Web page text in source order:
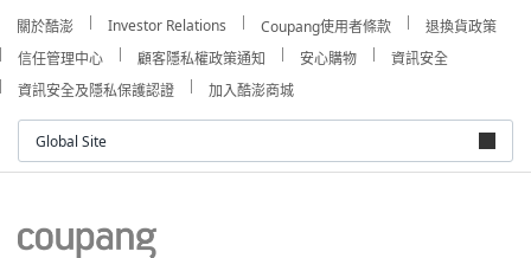
關於酷澎 Investor Relations Coupang使用者條款
退換貨政策
信任管理中心
顧客隱私權政策通知 安心購物
資訊安全
資訊安全及隱私保護認證
加入酷澎商城
Global Site